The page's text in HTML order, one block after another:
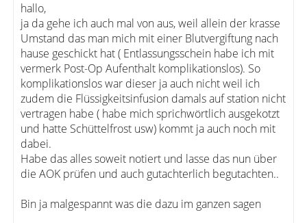
hallo,
ja da gehe ich auch mal von aus, weil allein der krasse
Umstand das man mich mit einer Blutvergiftung nach
hause geschickt hat ( Entlassungsschein habe ich mit
vermerk Post-Op Aufenthalt komplikationslos). So
komplikationslos war dieser ja auch nicht weil ich
zudem die Flüssigkeitsinfusion damals auf station nicht
vertragen habe ( habe mich sprichwörtlich ausgekotzt
und hatte Schüttelfrost usw) kommt ja auch noch mit
dabei.
Habe das alles soweit notiert und lasse das nun über
die AOK prüfen und auch gutachterlich begutachten..
Bin ja malgespannt was die dazu im ganzen sagen